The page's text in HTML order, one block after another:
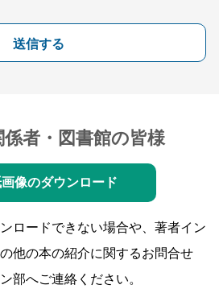
送信する
者・図書館の皆様
像のダウンロード
ロードできない場合や、著者イン
他の本の紹介に関するお問合せ
部へご連絡ください。